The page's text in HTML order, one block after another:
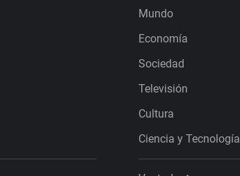
Mundo
Economía
Sociedad
Televisión
Cultura
Ciencia y Tecnología